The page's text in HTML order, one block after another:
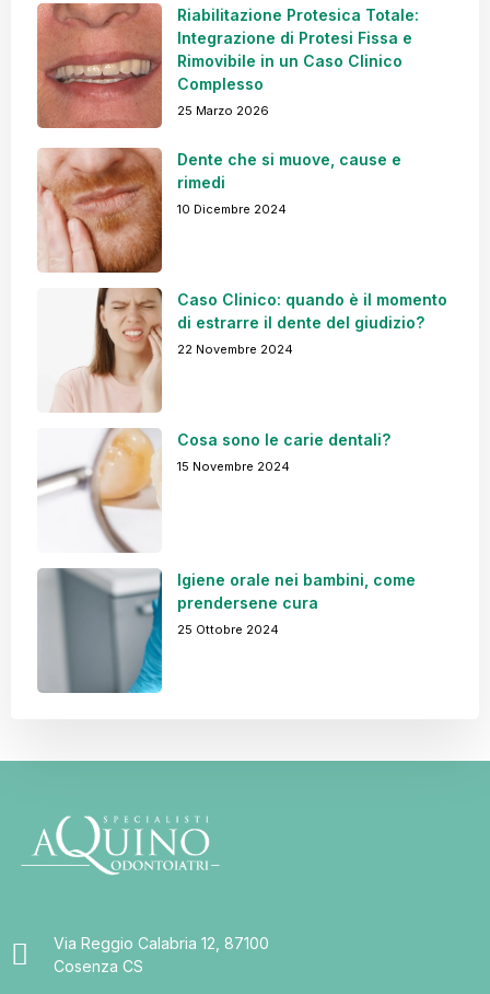
Riabilitazione Protesica Totale:
Integrazione di Protesi Fissa e
Rimovibile in un Caso Clinico
Complesso
25 Marzo 2026
Dente che si muove, cause e
rimedi
10 Dicembre 2024
Caso Clinico: quando è il momento
di estrarre il dente del giudizio?
22 Novembre 2024
Cosa sono le carie dentali?
15 Novembre 2024
Igiene orale nei bambini, come
prendersene cura
25 Ottobre 2024
Via Reggio Calabria 12, 87100
Cosenza CS